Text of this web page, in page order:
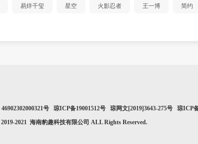
易烊千玺 星空 火影忍者 王一博 简约
号 琼ICP备19001512号 琼网文[2019]3643-275号 琼ICP
2021 海南豹趣科技有限公司 ALL Rights Reserved.